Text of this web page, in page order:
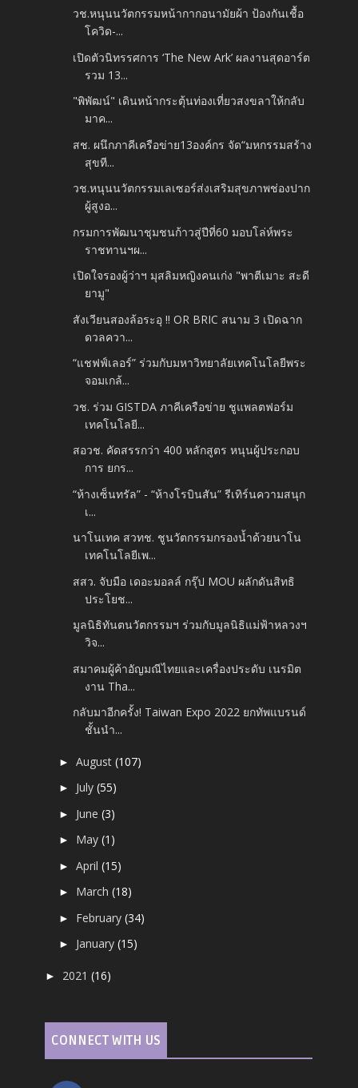
วช.หนุนนวัตกรรมหน้ากากอนามัยผ้า ป้องกันเชื้อ
โควิด-...
เปิดตัวนิทรรศการ ‘The New Ark’ ผลงานสุดอาร์ต
รวม 13...
"พิพัฒน์" เดินหน้ากระตุ้นท่องเที่ยวสงขลาให้กลับ
มาค...
สช. ผนึกภาคีเครือข่าย13องค์กร จัด“มหกรรมสร้าง
สุขที...
วช.หนุนนวัตกรรมเลเซอร์ส่งเสริมสุขภาพช่องปาก
ผู้สูงอ...
กรมการพัฒนาชุมชนก้าวสู่ปีที่60 มอบโล่ห์พระ
ราชทานฯผ...
เปิดใจรองผู้ว่าฯ มุสลิมหญิงคนเก่ง "พาตีเมาะ สะดี
ยามู"
สังเวียนสองล้อระอุ !! OR BRIC สนาม 3 เปิดฉาก
ดวลควา...
“แชฟฟ์เลอร์” ร่วมกับมหาวิทยาลัยเทคโนโลยีพระ
จอมเกล้...
วช. ร่วม GISTDA ภาคีเครือข่าย ชูแพลตฟอร์ม
เทคโนโลยี...
สอวช. คัดสรรกว่า 400 หลักสูตร หนุนผู้ประกอบ
การ ยกร...
“ห้างเซ็นทรัล” -​ “ห้างโรบินสัน” รีเทิร์นความสนุก
เ...
นาโนเทค สวทช. ชูนวัตกรรมกรองน้ำด้วยนาโน
เทคโนโลยีเพ...
สสว. จับมือ เดอะมอลล์ กรุ๊ป MOU ผลักดันสิทธิ
ประโยช...
มูลนิธิทันตนวัตกรรมฯ ร่วมกับมูลนิธิแม่ฟ้าหลวงฯ
วิจ...
สมาคมผู้ค้าอัญมณีไทยและเครื่องประดับ เนรมิต
งาน Tha...
กลับมาอีกครั้ง! Taiwan Expo 2022 ยกทัพแบรนด์
ชั้นนำ...
►August(107)
► July(55)
► June(3)
► May(1)
►April(15)
► March(18)
► February(34)
► January(15)
► 2021(16)
CONNECT WITH US